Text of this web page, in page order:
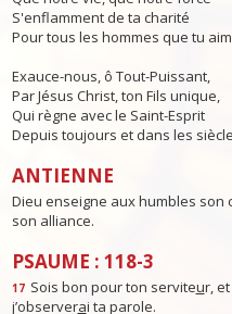
S'enflamment de ta charité
Pour tous les hommes que tu
Exauce-nous, ô Tout-Puissant,
Par Jésus Christ, ton Fils unique,
Qui règne avec le Saint-Esprit
Depuis toujours et dans les
ANTIENNE
Dieu enseigne aux humbles son
son alliance.
PSAUME : 118-3
17 Sois bon pour ton serviteur,
j’observerai ta parole.